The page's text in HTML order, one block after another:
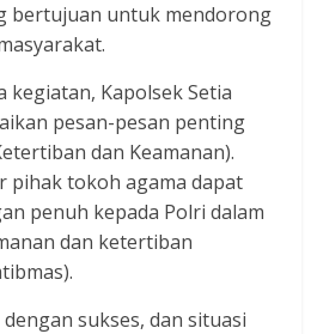
bertujuan untuk mendorong
kegiatan, Kapolsek Setia
pesan-pesan penting
dan Keamanan).
pihak tokoh agama dapat
penuh kepada Polri dalam
dan ketertiban
sukses, dan situasi